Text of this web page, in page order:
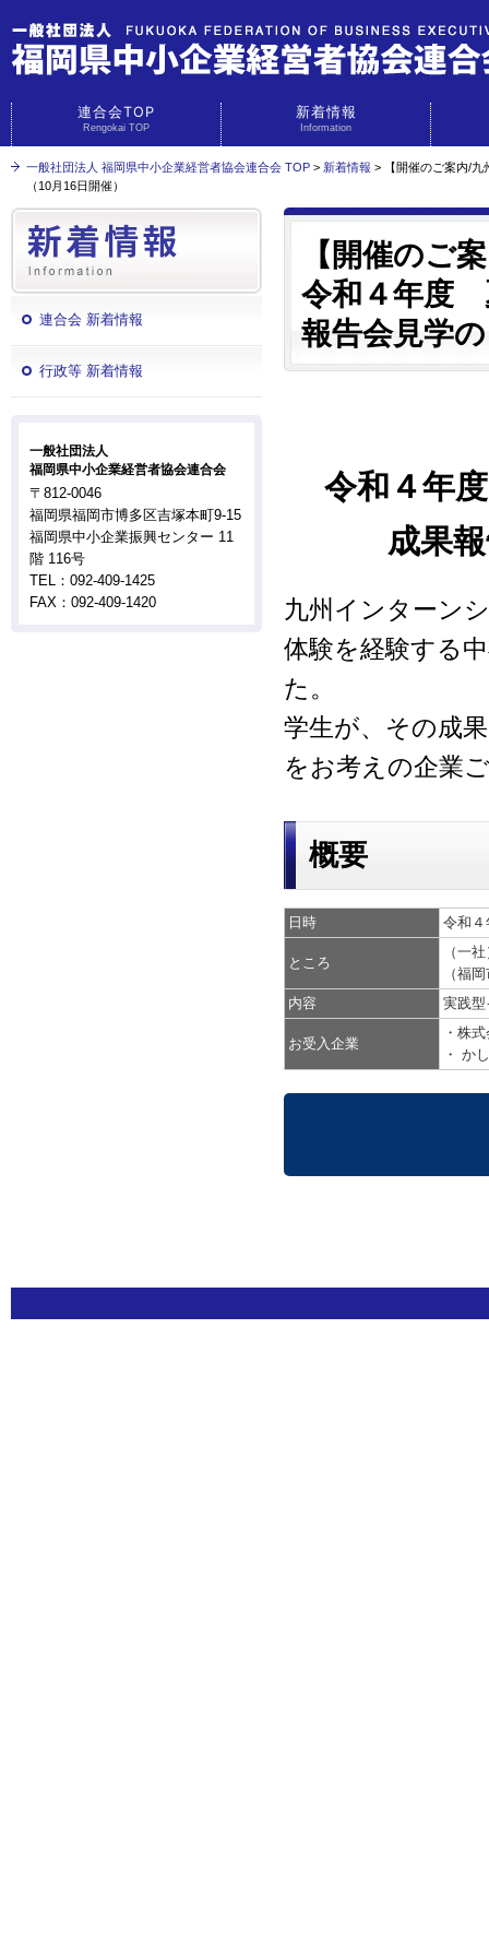
連合会TOP
Rengokai TOP
新着情報
Information
一般社団法人 福岡県中小企業経営者協会連合会 TOP> 新着情報 > 【開催のご案内/
（10月16日開催）
連合会 新着情報
行政等 新着情報
一般社団法人
福岡県中小企業経営者協会連合会
〒812-0046
福岡県福岡市博多区吉塚本町9-15
福岡県中小企業振興センター 11
階 116号
TEL：092-409-1425
FAX：092-409-1420
【開催のご
令和４年度
報告会見学
令和４年
成果
九州インターン
体験を経験する
た。
学生が、その成
をお考えの企業
概要
日時 令和４
ところ
（一
（福
内容
実践型
お受入企業
・株
・ か